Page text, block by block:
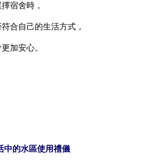
宿舍時，
合自己的生活方式，
加安心。
中的水區使用禮儀